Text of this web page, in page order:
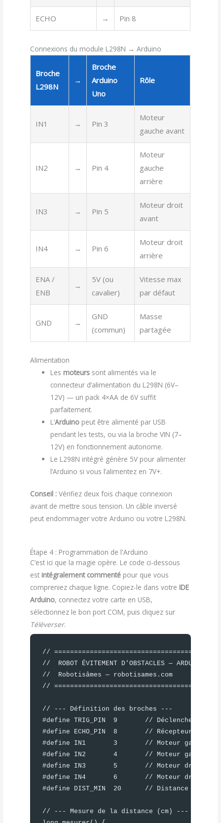
ECHO → Pin 8
Connexions du module L298N → Arduino
Broche
L298N
→
Broche
Arduino
Uno
Rôle
IN1 → Pin 3
Moteur
gauche avant
IN2 → Pin 4
Moteur
gauche
arrière
IN3 → Pin 5
Moteur droit
avant
IN4 → Pin 6
Moteur droit
arrière
ENA /
ENB
→
5V (ou
cavalier)
Vitesse max
par défaut
GND →
GND
(commun)
Masse
partagée
Alimentation
Les moteurs sont alimentés via le
connecteur d’alimentation du L298N (6V–
12V) — un pack 4×AA de 6V suffit
parfaitement.
L’Arduino peut être alimenté par USB
pendant les tests, ou via la broche VIN (7–
12V) en fonctionnement autonome.
Le L298N intégré génère 5V pour alimenter
l’Arduino si vous l’alimentez en 7V+.
Conseil : Vérifiez deux fois chaque connexion
avant de mettre sous tension. Un câble inversé
peut endommager votre Arduino ou votre L298N.
Étape 4 : Programmation de l'Arduino
C’est ici que la magie opère. Le code ci-dessous
est intégralement commenté pour que vous
compreniez chaque ligne. Copiez-le dans votre IDE
Arduino, connectez votre carte en USB,
sélectionnez le bon port COM, puis cliquez sur
Téléverser.
//
//  ROBOT ÉVITEMENT D'OBSTACLES — ARDUINO UNO
//  Robotisâmes — robotisames.com
//
// --- Définition des broches ---
#define TRIG_PIN  9       // Déclencheur
#define ECHO_PIN  8       // Récepteur
#define IN1       3       // Moteur gauche :
#define IN2       4       // Moteur gauche :
#define IN3       5       // Moteur droit  :
#define IN4       6       // Moteur droit  :
#define DIST_MIN  20      // Distance mini
// --- Mesure de la distance (cm) ---